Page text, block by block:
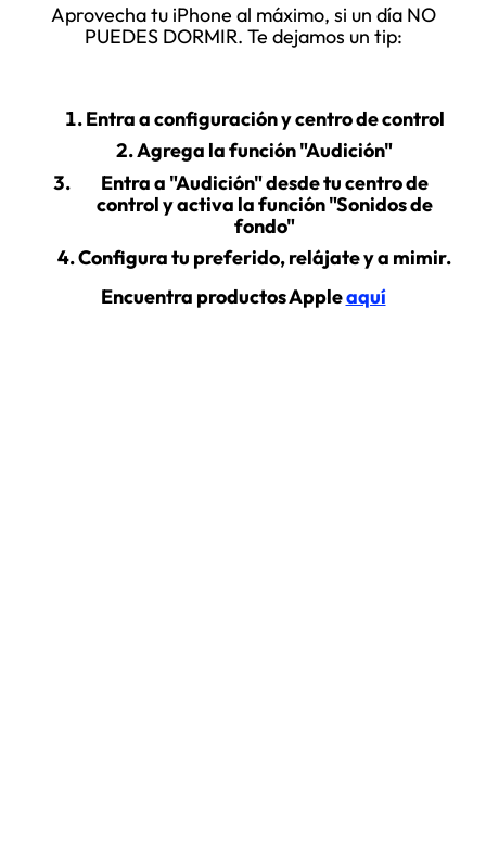
Aprovecha tu iPhone al máximo, si un día NO
PUEDES DORMIR. Te dejamos un tip:
Entra a configuración y centro de control
Agrega la función "Audición"
Entra a "Audición" desde tu centro de
control y activa la función "Sonidos de
fondo"
Configura tu preferido, relájate y a mimir.
Encuentra productos Appleaquí